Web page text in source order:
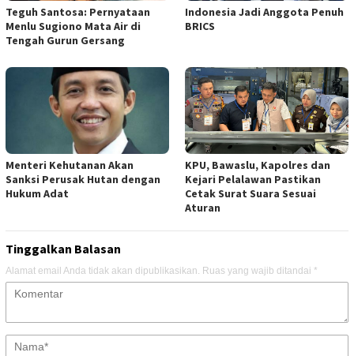
Teguh Santosa: Pernyataan
Menlu Sugiono Mata Air di
Tengah Gurun Gersang
Indonesia Jadi Anggota Penuh
BRICS
Menteri Kehutanan Akan
Sanksi Perusak Hutan dengan
Hukum Adat
KPU, Bawaslu, Kapolres dan
Kejari Pelalawan Pastikan
Cetak Surat Suara Sesuai
Aturan
Tinggalkan Balasan
Alamat email Anda tidak akan dipublikasikan. Ruas yang wajib ditandai *